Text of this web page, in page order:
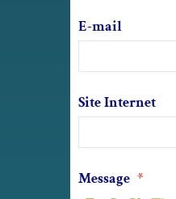
E-mail
Site Internet
Message